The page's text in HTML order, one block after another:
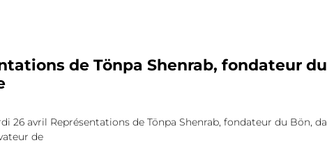
de Tönpa Shenrab, fondateur
26 avril Représentations de Tönpa Shenrab, fondateur du Bön,
de